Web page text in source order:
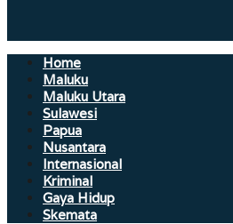
Home
Maluku
Maluku Utara
Sulawesi
Papua
Nusantara
Internasional
Kriminal
Gaya Hidup
Skemata